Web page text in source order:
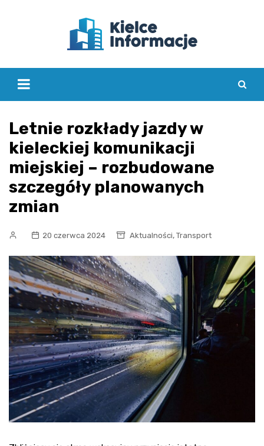
Letnie rozkłady jazdy w
kieleckiej komunikacji
miejskiej – rozbudowane
szczegóły planowanych
zmian
20 czerwca 2024 Aktualności, Transport